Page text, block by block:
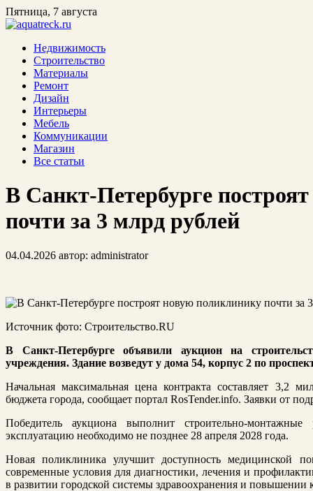
Пятница, 7 августа
Недвижимость
Строительство
Материалы
Ремонт
Дизайн
Интерьеры
Мебель
Коммуникации
Магазин
Все статьи
В Санкт-Петербурге
почти за 3 млрд рублей
04.04.2026 автор: administrator
Источник фото: Строительство.RU
В Санкт-Петербурге объявили аукцион на
учреждения. Здание возведут у дома 54, корпус 2 по
Начальная максимальная цена контракта составляет 3,2
бюджета города, сообщает портал RosTender.info. Заявки от
Победитель аукциона выполнит строительно-
эксплуатацию необходимо не позднее 28 апреля 2028 года.
Новая поликлиника улучшит доступность медицинской
современные условия для диагностики, лечения и
в развитии городской системы здравоохранения и повышении